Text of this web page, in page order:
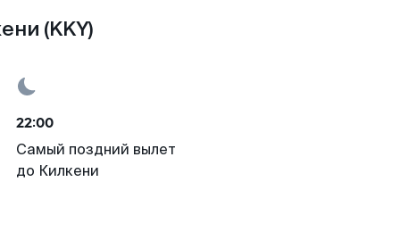
(KKY)
22:00
Самый поздний вылет
до Килкени